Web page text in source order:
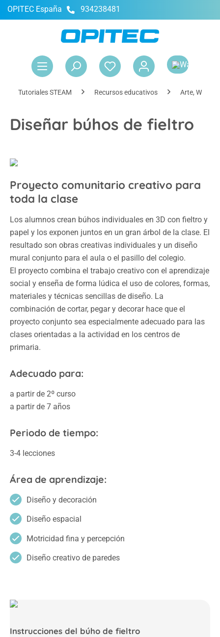
principal
OPITEC España 934238481
Tutoriales STEAM Recursos educativos Arte, WTG,
Diseñar búhos de fieltro
Proyecto comunitario creativo para
toda la clase
Los alumnos crean búhos individuales en 3D con fieltro y
papel y los exponen juntos en un gran árbol de la clase. El
resultado son obras creativas individuales y un diseño
mural conjunto para el aula o el pasillo del colegio.
El proyecto combina el trabajo creativo con el aprendizaje
social y enseña de forma lúdica el uso de colores, formas,
materiales y técnicas sencillas de diseño. La
combinación de cortar, pegar y decorar hace que el
proyecto conjunto sea especialmente adecuado para las
clases orientadas a la actividad en los centros de
primaria.
Adecuado para:
a partir de 2º curso
a partir de 7 años
Periodo de tiempo:
3-4 lecciones
Área de aprendizaje:
Diseño y decoración
Diseño espacial
Motricidad fina y percepción
Diseño creativo de paredes
Instrucciones del búho de fieltro